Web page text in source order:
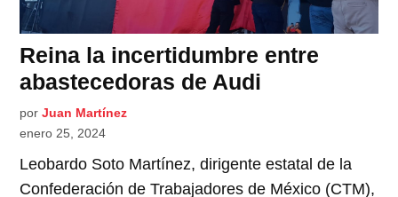
Reina la incertidumbre entre
abastecedoras de Audi
por Juan Martínez
enero 25, 2024
Leobardo Soto Martínez, dirigente estatal de la
Confederación de Trabajadores de México (CTM),